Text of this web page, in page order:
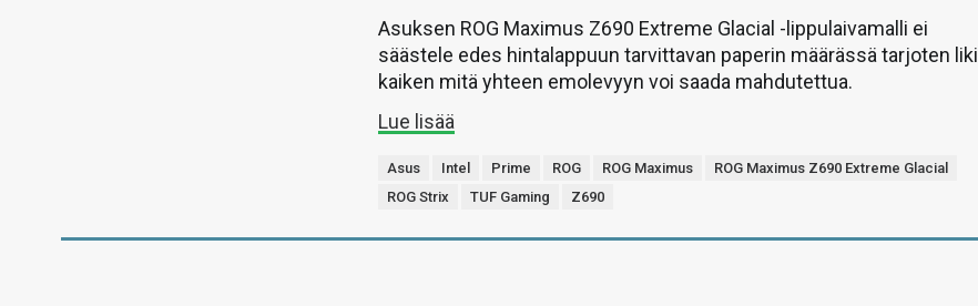
Asuksen ROG Maximus Z690 Extreme Glacial -lippulaivamalli ei
säästele edes hintalappuun tarvittavan paperin määrässä tarjoten liki
kaiken mitä yhteen emolevyyn voi saada mahdutettua.
Lue lisää
Asus Intel Prime ROG ROG Maximus
ROG Maximus Z690 Extreme Glacial
ROG Strix
TUF Gaming Z690